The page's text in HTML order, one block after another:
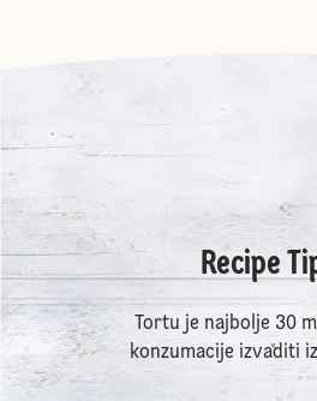
Recipe
Tortu je najbolje 30
konzumacije izvaditi